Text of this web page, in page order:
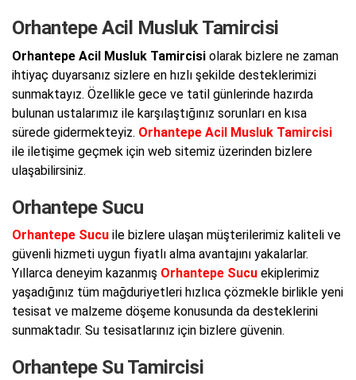
Orhantepe Acil Musluk Tamircisi
Orhantepe Acil Musluk Tamircisi olarak bizlere ne zaman
ihtiyaç duyarsanız sizlere en hızlı şekilde desteklerimizi
sunmaktayız. Özellikle gece ve tatil günlerinde hazırda
bulunan ustalarımız ile karşılaştığınız sorunları en kısa
sürede gidermekteyiz. Orhantepe Acil Musluk Tamircisi
ile iletişime geçmek için web sitemiz üzerinden bizlere
ulaşabilirsiniz.
Orhantepe Sucu
Orhantepe Sucu ile bizlere ulaşan müşterilerimiz kaliteli ve
güvenli hizmeti uygun fiyatlı alma avantajını yakalarlar.
Yıllarca deneyim kazanmış Orhantepe Sucu ekiplerimiz
yaşadığınız tüm mağduriyetleri hızlıca çözmekle birlikle yeni
tesisat ve malzeme döşeme konusunda da desteklerini
sunmaktadır. Su tesisatlarınız için bizlere güvenin.
Orhantepe Su Tamircisi